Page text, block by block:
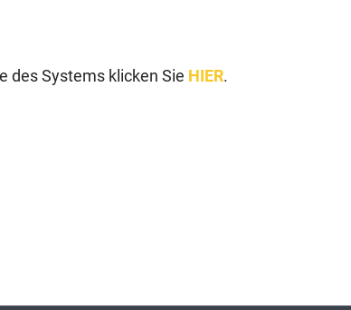
des Systems klicken Sie HIER.
die Abfertigung und verbessert die Transparenz bei den